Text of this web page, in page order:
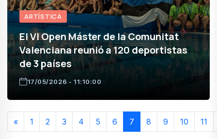
ARTÍSTICA
El VI Open Máster de la Comunitat
Valenciana reunió a 120 deportistas
de 3 países
17/05/2026 - 11:10:00
« 1 2 3 4 5 6 7 8 9 10 11